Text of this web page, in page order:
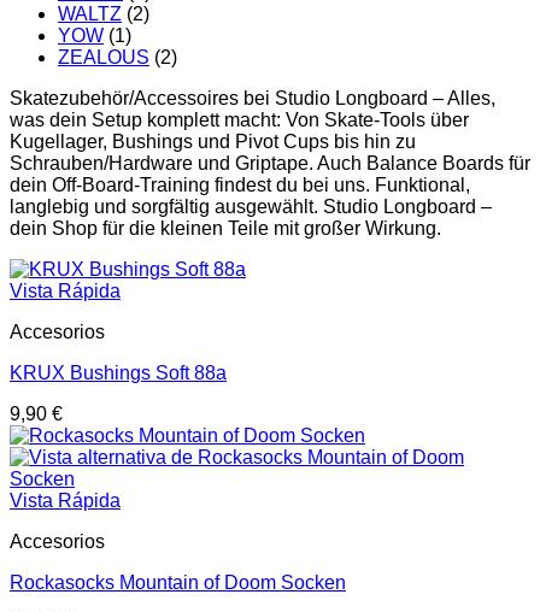
WALTZ (2)
YOW (1)
ZEALOUS (2)
Skatezubehör/Accessoires bei Studio Longboard – Alles,
was dein Setup komplett macht: Von Skate-Tools über
Kugellager, Bushings und Pivot Cups bis hin zu
Schrauben/Hardware und Griptape. Auch Balance Boards für
dein Off-Board-Training findest du bei uns. Funktional,
langlebig und sorgfältig ausgewählt. Studio Longboard –
dein Shop für die kleinen Teile mit großer Wirkung.
Vista Rápida
Accesorios
KRUX Bushings Soft 88a
9,90 €
Vista Rápida
Accesorios
Rockasocks Mountain of Doom Socken